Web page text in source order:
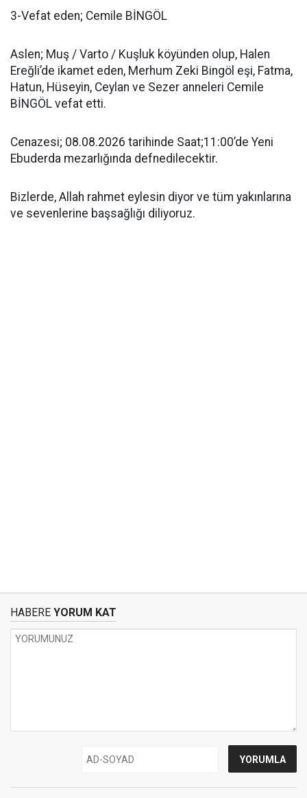
3-Vefat eden; Cemile BİNGÖL
Aslen; Muş / Varto / Kuşluk köyünden olup, Halen
Ereğli’de ikamet eden, Merhum Zeki Bingöl eşi, Fatma,
Hatun, Hüseyin, Ceylan ve Sezer anneleri Cemile
BİNGÖL vefat etti.
Cenazesi; 08.08.2026 tarihinde Saat;11:00’de Yeni
Ebuderda mezarlığında defnedilecektir.
Bizlerde, Allah rahmet eylesin diyor ve tüm yakınlarına
ve sevenlerine başsağlığı diliyoruz.
HABERE YORUM KAT